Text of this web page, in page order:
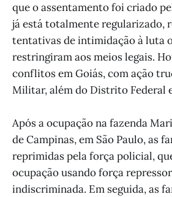
que o assentamento foi criado
já está totalmente regularizado,
tentativas de intimidação à luta
restringiram aos meios legais.
conflitos em Goiás, com ação
Militar, além do Distrito Federal
Após a ocupação na fazenda
de Campinas, em São Paulo, as
reprimidas pela força policial,
ocupação usando força
indiscriminada. Em seguida, as